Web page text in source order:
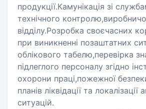
продукції.Камунікація зі
технічного
відділу.Розробка своєчасних
при виникненні позаштатних
облікового табелю,перевірка
підлеглого персоналу згідно
охорони праці,пожежної
планів ліквідації та локалізації
ситуацій.